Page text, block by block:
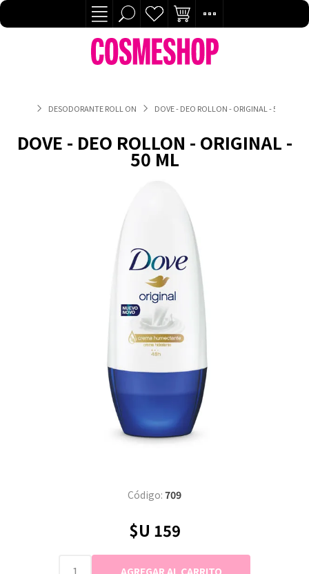
DESODORANTE ROLL ON DOVE - DEO ROLLON - ORIGINAL - 50 ML
DOVE - DEO ROLLON - ORIGINAL -
50 ML
Código: 709
$U 159